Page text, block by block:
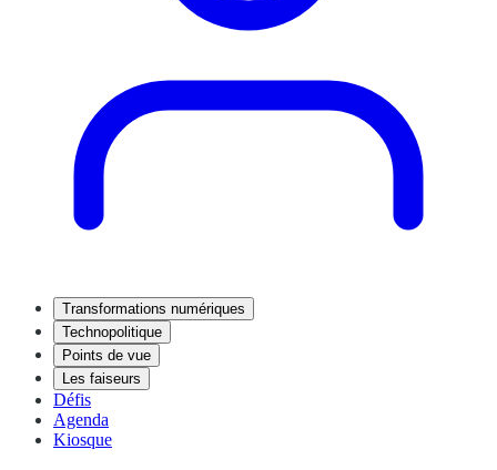
Transformations numériques
Technopolitique
Points de vue
Les faiseurs
Défis
Agenda
Kiosque